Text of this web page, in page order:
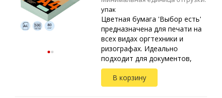
упак
Цветная бумага 'Выбор есть'
предназначена для печати на
всех видах оргтехники и
ризографах. Идеально
подходит для документов,
презентаций, рекламных
материалов, открыток.
Упакована в прозрачные
В корзину